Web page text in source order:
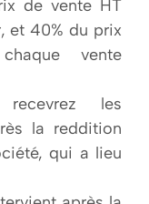
de vente HT
et 40% du prix
vente
les
la reddition
qui a lieu